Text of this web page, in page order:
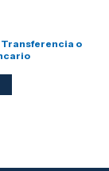
Transferencia o